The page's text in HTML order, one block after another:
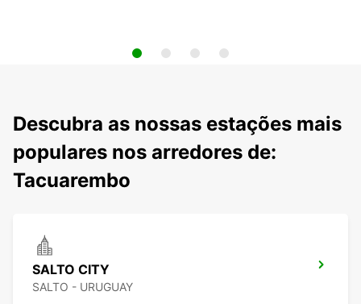
Descubra as nossas estações mais
populares nos arredores de:
Tacuarembo
SALTO CITY
SALTO - URUGUAY